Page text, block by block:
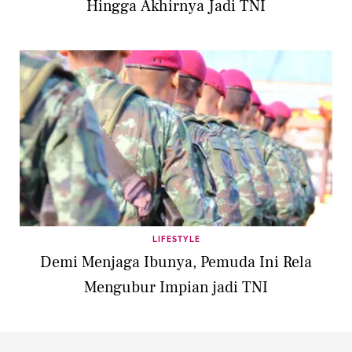
Hingga Akhirnya Jadi TNI
LIFESTYLE
Demi Menjaga Ibunya, Pemuda Ini Rela
Mengubur Impian jadi TNI